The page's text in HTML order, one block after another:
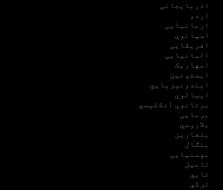
اذربایجانی
اردو
ارمانیایی
اسپانوي
افریقایی
البانیایی
امهاریک
ایستونین
ایندونیزیایي
ایټالوي
برتانوي انکلیسي
برمایی
بلاروسي
بلغارین
بنګال
بوسنیایی
تامیل
تایي
ترکي